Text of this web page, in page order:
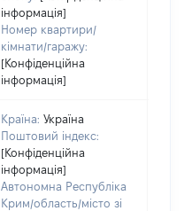
інформація]
Номер квартири/
кімнати/гаражу:
[Конфіденційна
інформація]
Країна: Україна
Поштовий індекс:
[Конфіденційна
інформація]
Автономна Республіка
Крим/область/місто зі